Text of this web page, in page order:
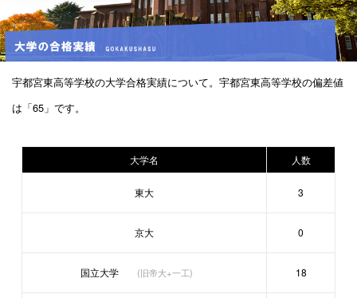
宇都宮東高等学校の大学合格実績について。宇都宮東高等学校の偏差値
は「65」です。
大学名 人数
東大 3
京大 0
国立大学 (旧帝大+一工) 18